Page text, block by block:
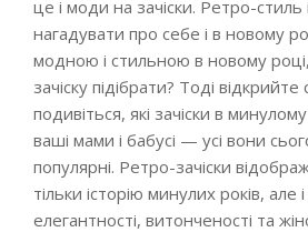
це і моди на зачіски. Ретро-стиль
нагадувати про себе і в новому
модною і стильною в новому
зачіску підібрати? Тоді
подивіться, які зачіски в
ваші мами і бабусі — усі вони
популярні. Ретро-зачіски
тільки історію минулих років,
елегантності, витонченості та